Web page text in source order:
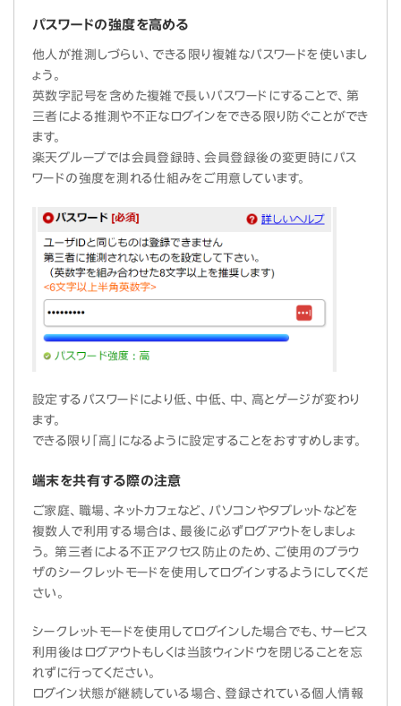
パスワードの強度を高める
他人が推測しづらい、できる限り複雑なパスワードを使いまし
ょう。
英数字記号を含めた複雑で長いパスワードにすることで、第
三者による推測や不正なログインをできる限り防ぐことができ
ます。
楽天グループでは会員登録時、会員登録後の変更時にパス
ワードの強度を測れる仕組みをご用意しています。
設定するパスワードにより低、中低、中、高とゲージが変わり
ます。
できる限り「高」になるように設定することをおすすめします。
端末を共有する際の注意
ご家庭、職場、ネットカフェなど、パソコンやタブレットなどを
複数人で利用する場合は、最後に必ずログアウトをしましょ
う。 第三者による不正アクセス防止のため、ご使用のブラウ
ザのシークレットモードを使用してログインするようにしてくだ
さい。
シークレットモードを使用してログインした場合でも、サービス
利用後はログアウトもしくは当該ウィンドウを閉じることを忘
れずに行ってください。
ログイン状態が継続している場合、登録されている個人情報